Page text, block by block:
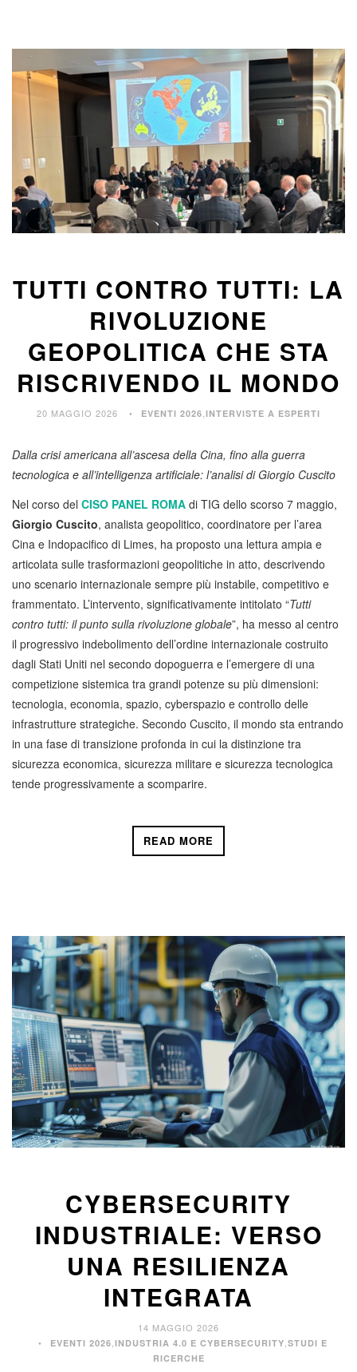
TUTTI CONTRO TUTTI: LA
RIVOLUZIONE
GEOPOLITICA CHE STA
RISCRIVENDO IL MONDO
20 MAGGIO 2026 EVENTI 2026 INTERVISTE A ESPERTI
Dalla crisi americana all’ascesa della Cina, fino alla guerra
tecnologica e all’intelligenza artificiale: l’analisi di Giorgio Cuscito
Nel corso del CISO PANEL ROMA di TIG dello scorso 7 maggio,
Giorgio Cuscito, analista geopolitico, coordinatore per l’area
Cina e Indopacifico di Limes, ha proposto una lettura ampia e
articolata sulle trasformazioni geopolitiche in atto, descrivendo
uno scenario internazionale sempre più instabile, competitivo e
frammentato. L’intervento, significativamente intitolato “Tutti
contro tutti: il punto sulla rivoluzione globale”, ha messo al centro
il progressivo indebolimento dell’ordine internazionale costruito
dagli Stati Uniti nel secondo dopoguerra e l’emergere di una
competizione sistemica tra grandi potenze su più dimensioni:
tecnologia, economia, spazio, cyberspazio e controllo delle
infrastrutture strategiche. Secondo Cuscito, il mondo sta entrando
in una fase di transizione profonda in cui la distinzione tra
sicurezza economica, sicurezza militare e sicurezza tecnologica
tende progressivamente a scomparire.
READ MORE
CYBERSECURITY
INDUSTRIALE: VERSO
UNA RESILIENZA
INTEGRATA
14 MAGGIO 2026
EVENTI 2026 INDUSTRIA 4.0 E CYBERSECURITY STUDI E
RICERCHE